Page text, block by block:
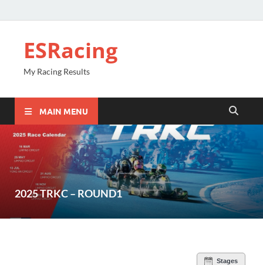
ESRacing
My Racing Results
MAIN MENU
2025 TRKC – ROUND1
Stages